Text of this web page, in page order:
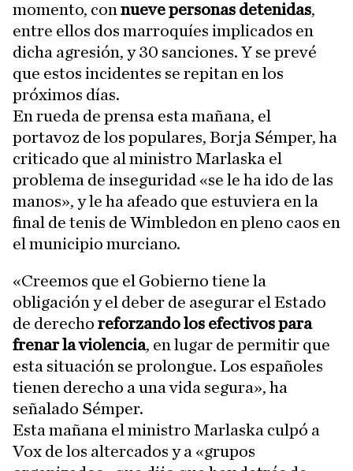
momento, con nueve personas detenidas,
entre ellos dos marroquíes implicados en
dicha agresión, y 30 sanciones. Y se prevé
que estos incidentes se repitan en los
próximos días.
En rueda de prensa esta mañana, el
portavoz de los populares, Borja Sémper, ha
criticado que al ministro Marlaska el
problema de inseguridad «se le ha ido de las
manos», y le ha afeado que estuviera en la
final de tenis de Wimbledon en pleno caos en
el municipio murciano.
«Creemos que el Gobierno tiene la
obligación y el deber de asegurar el Estado
de derecho reforzando los efectivos para
frenar la violencia, en lugar de permitir que
esta situación se prolongue. Los españoles
tienen derecho a una vida segura», ha
señalado Sémper.
Esta mañana el ministro Marlaska culpó a
Vox de los altercados y a «grupos